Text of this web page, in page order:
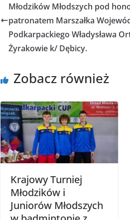
Młodzików Młodszych pod
patronatem Marszałka
Podkarpackiego Władysława
Żyrakowie k/ Dębicy.
Zobacz również
Krajowy Turniej
Młodzików i
Juniorów Młodszych